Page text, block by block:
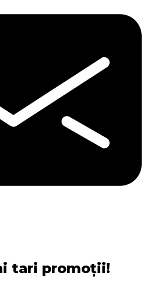
tari promoții!